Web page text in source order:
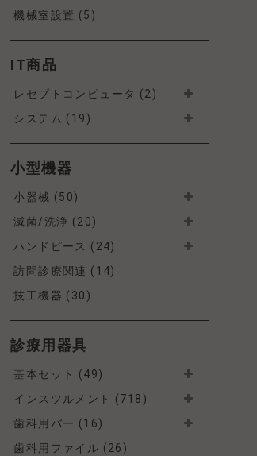
機械室設置 (5)
IT商品
レセプトコンピュータ (2)
システム (19)
小型機器
小器械 (50)
滅菌/洗浄 (20)
ハンドピース (24)
訪問診療関連 (14)
技工機器 (30)
診療用器具
基本セット (49)
インスツルメント (718)
歯科用バー (16)
歯科用ファイル (26)